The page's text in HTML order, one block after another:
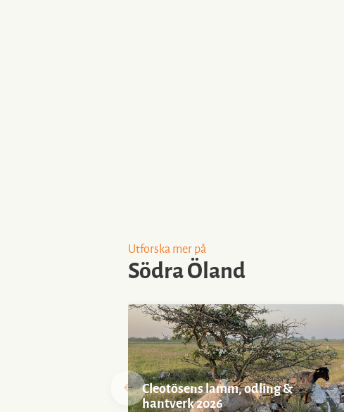
Utforska mer på
Södra Öland
Cleotösens lamm, odling &
hantverk 2026